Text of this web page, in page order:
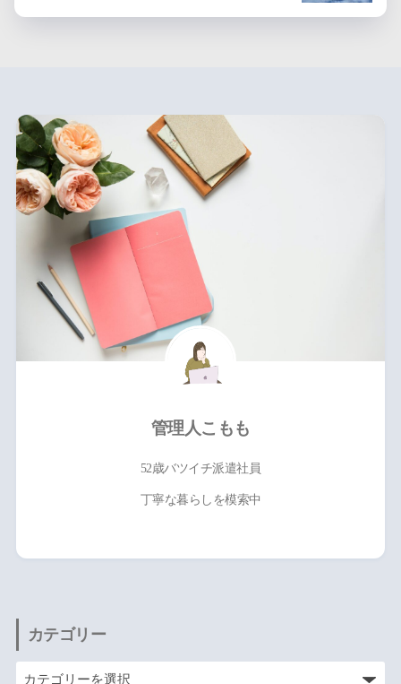
管理人こもも
52歳バツイチ派遣社員
丁寧な暮らしを模索中
カテゴリー